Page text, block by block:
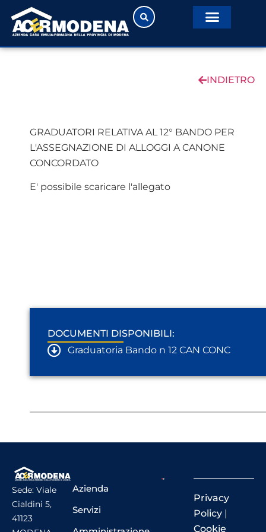
INDIETRO
GRADUATORI RELATIVA AL 12° BANDO PER
L'ASSEGNAZIONE DI ALLOGGI A CANONE
CONCORDATO
E' possibile scaricare l'allegato
DOCUMENTI DISPONIBILI:
Graduatoria Bando n 12 CAN CONC
Sede: Viale
Cialdini 5,
41123
Azienda
Servizi
Privacy
Policy |
Cookie